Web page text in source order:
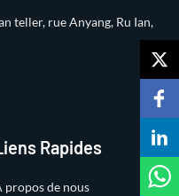
teller, rue Anyang, Ru Ian,
Rapides
propos de nous